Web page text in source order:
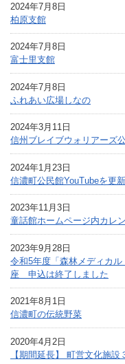
2024年7月8日
柏原支館
2024年7月8日
富士里支館
2024年7月8日
ふれあい広場しなの
2024年3月11日
信州ブレイブウォリアーズ
2024年1月23日
信濃町公民館YouTubeを更
2023年11月3日
童話館ホームページ内カレ
2023年9月28日
令和5年度「森林メディカ
座 申込は終了しました
2021年8月1日
信濃町の伝統野菜
2020年4月2日
【期間延長】 町営文化施